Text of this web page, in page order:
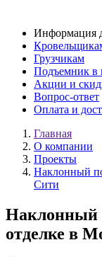
Информация
Грузчикам
Подъемник в
Акции и
Вопрос-ответ
Оплата и
Главная
О компании
Проекты
Наклонный
Сити
Наклонный
отделке в